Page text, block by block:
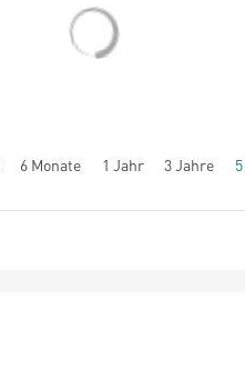
6 Monate 1 Jahr 3 Jahre